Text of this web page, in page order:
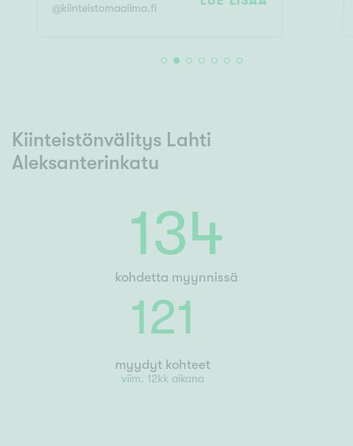
@kiinteistomaailma.fi
Kiinteistönvälitys Lahti
Aleksanterinkatu
134
kohdetta myynnissä
121
myydyt kohteet
viim. 12kk aikana